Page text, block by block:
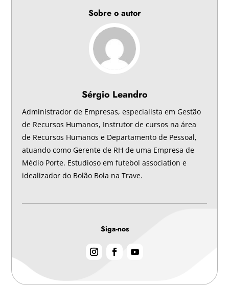
Sobre o autor
Sérgio Leandro
Administrador de Empresas, especialista em Gestão
de Recursos Humanos, Instrutor de cursos na área
de Recursos Humanos e Departamento de Pessoal,
atuando como Gerente de RH de uma Empresa de
Médio Porte. Estudioso em futebol association e
idealizador do Bolão Bola na Trave.
Siga-nos